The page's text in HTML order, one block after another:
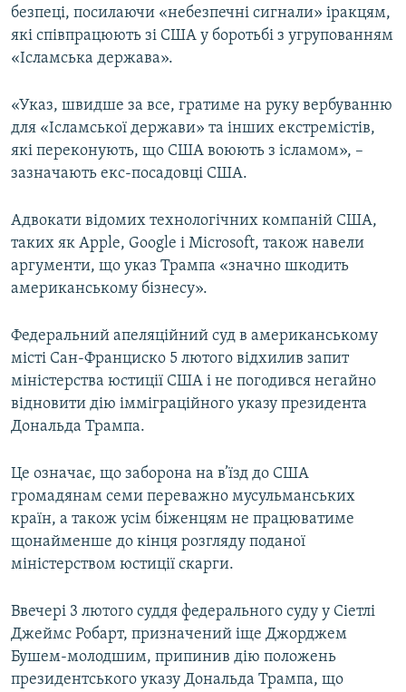
безпеці, посилаючи «небезпечні сигнали» іракцям,
які співпрацюють зі США у боротьбі з угрупованням
«Ісламська держава».
«Указ, швидше за все, гратиме на руку вербуванню
для «Ісламської держави» та інших екстремістів,
які переконують, що США воюють з ісламом», –
зазначають екс-посадовці США.
Адвокати відомих технологічних компаній США,
таких як Apple, Google і Microsoft, також навели
аргументи, що указ Трампа «значно шкодить
американському бізнесу».
Федеральний апеляційний суд в американському
місті Сан-Франциско 5 лютого відхилив запит
міністерства юстиції США і не погодився негайно
відновити дію імміграційного указу президента
Дональда Трампа.
Це означає, що заборона на в’їзд до США
громадянам семи переважно мусульманських
країн, а також усім біженцям не працюватиме
щонайменше до кінця розгляду поданої
міністерством юстиції скарги.
Ввечері 3 лютого суддя федерального суду у Сіетлі
Джеймс Робарт, призначений іще Джорджем
Бушем-молодшим, припинив дію положень
президентського указу Дональда Трампа, що